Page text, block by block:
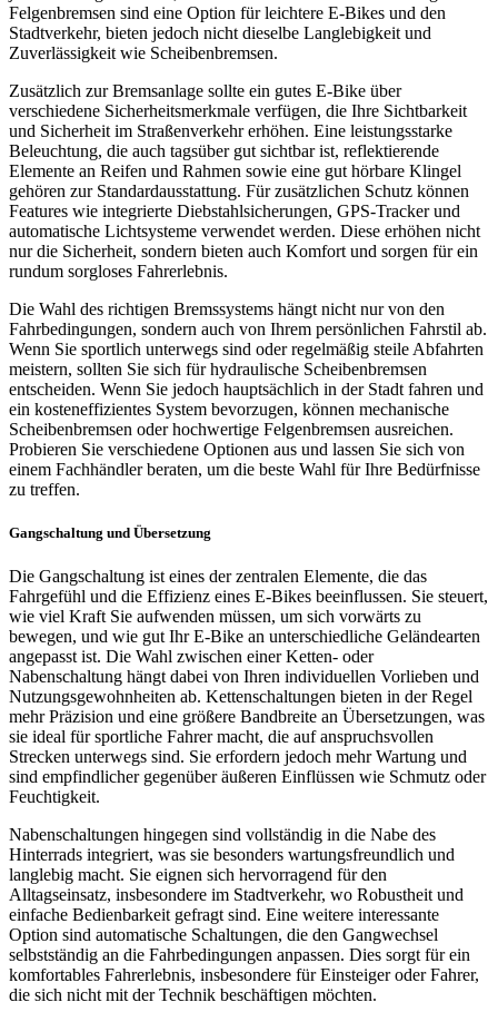
Felgenbremsen sind eine Option für leichtere E-Bikes und den
Stadtverkehr, bieten jedoch nicht dieselbe Langlebigkeit und
Zuverlässigkeit wie Scheibenbremsen.
Zusätzlich zur Bremsanlage sollte ein gutes E-Bike über
verschiedene Sicherheitsmerkmale verfügen, die Ihre Sichtbarkeit
und Sicherheit im Straßenverkehr erhöhen. Eine leistungsstarke
Beleuchtung, die auch tagsüber gut sichtbar ist, reflektierende
Elemente an Reifen und Rahmen sowie eine gut hörbare Klingel
gehören zur Standardausstattung. Für zusätzlichen Schutz können
Features wie integrierte Diebstahlsicherungen, GPS-Tracker und
automatische Lichtsysteme verwendet werden. Diese erhöhen nicht
nur die Sicherheit, sondern bieten auch Komfort und sorgen für ein
rundum sorgloses Fahrerlebnis.
Die Wahl des richtigen Bremssystems hängt nicht nur von den
Fahrbedingungen, sondern auch von Ihrem persönlichen Fahrstil ab.
Wenn Sie sportlich unterwegs sind oder regelmäßig steile Abfahrten
meistern, sollten Sie sich für hydraulische Scheibenbremsen
entscheiden. Wenn Sie jedoch hauptsächlich in der Stadt fahren und
ein kosteneffizientes System bevorzugen, können mechanische
Scheibenbremsen oder hochwertige Felgenbremsen ausreichen.
Probieren Sie verschiedene Optionen aus und lassen Sie sich von
einem Fachhändler beraten, um die beste Wahl für Ihre Bedürfnisse
zu treffen.
Gangschaltung und Übersetzung
Die Gangschaltung ist eines der zentralen Elemente, die das
Fahrgefühl und die Effizienz eines E-Bikes beeinflussen. Sie steuert,
wie viel Kraft Sie aufwenden müssen, um sich vorwärts zu
bewegen, und wie gut Ihr E-Bike an unterschiedliche Geländearten
angepasst ist. Die Wahl zwischen einer Ketten- oder
Nabenschaltung hängt dabei von Ihren individuellen Vorlieben und
Nutzungsgewohnheiten ab. Kettenschaltungen bieten in der Regel
mehr Präzision und eine größere Bandbreite an Übersetzungen, was
sie ideal für sportliche Fahrer macht, die auf anspruchsvollen
Strecken unterwegs sind. Sie erfordern jedoch mehr Wartung und
sind empfindlicher gegenüber äußeren Einflüssen wie Schmutz oder
Feuchtigkeit.
Nabenschaltungen hingegen sind vollständig in die Nabe des
Hinterrads integriert, was sie besonders wartungsfreundlich und
langlebig macht. Sie eignen sich hervorragend für den
Alltagseinsatz, insbesondere im Stadtverkehr, wo Robustheit und
einfache Bedienbarkeit gefragt sind. Eine weitere interessante
Option sind automatische Schaltungen, die den Gangwechsel
selbstständig an die Fahrbedingungen anpassen. Dies sorgt für ein
komfortables Fahrerlebnis, insbesondere für Einsteiger oder Fahrer,
die sich nicht mit der Technik beschäftigen möchten.